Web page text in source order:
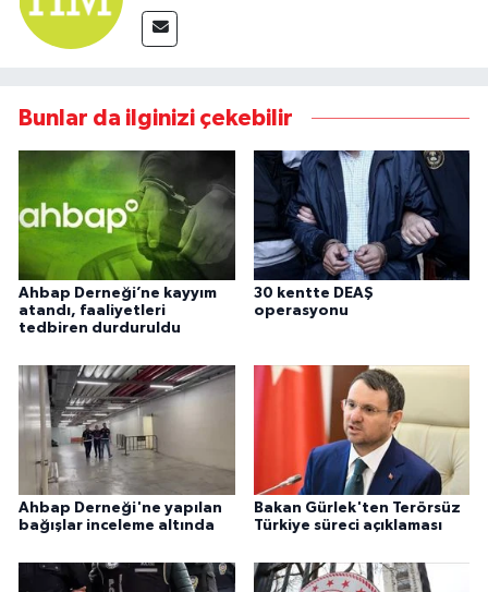
Bunlar da ilginizi çekebilir
Ahbap Derneği’ne kayyım
atandı, faaliyetleri
tedbiren durduruldu
30 kentte DEAŞ
operasyonu
Ahbap Derneği'ne yapılan
bağışlar inceleme altında
Bakan Gürlek'ten Terörsüz
Türkiye süreci açıklaması